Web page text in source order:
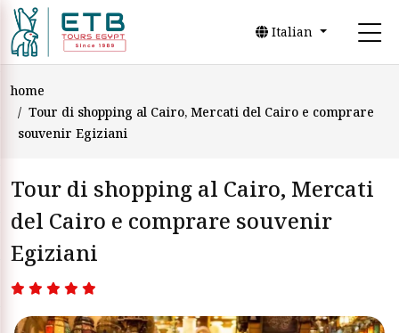
Italian
home
Tour di shopping al Cairo, Mercati del Cairo e comprare
souvenir Egiziani
Tour di shopping al Cairo, Mercati
del Cairo e comprare souvenir
Egiziani